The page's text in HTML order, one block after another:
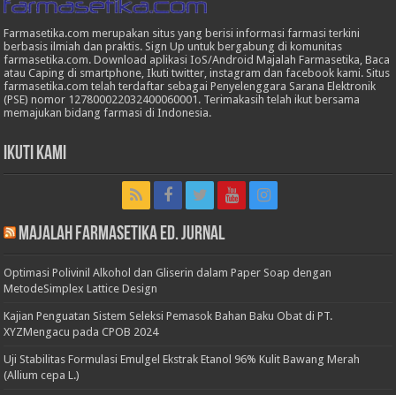
Farmasetika.com merupakan situs yang berisi informasi farmasi terkini
berbasis ilmiah dan praktis. Sign Up untuk bergabung di komunitas
farmasetika.com. Download aplikasi IoS/Android Majalah Farmasetika, Baca
atau Caping di smartphone, Ikuti twitter, instagram dan facebook kami. Situs
farmasetika.com telah terdaftar sebagai Penyelenggara Sarana Elektronik
(PSE) nomor 127800022032400060001. Terimakasih telah ikut bersama
memajukan bidang farmasi di Indonesia.
Ikuti Kami
Majalah Farmasetika Ed. Jurnal
Optimasi Polivinil Alkohol dan Gliserin dalam Paper Soap dengan
MetodeSimplex Lattice Design
Kajian Penguatan Sistem Seleksi Pemasok Bahan Baku Obat di PT.
XYZMengacu pada CPOB 2024
Uji Stabilitas Formulasi Emulgel Ekstrak Etanol 96% Kulit Bawang Merah
(Allium cepa L.)